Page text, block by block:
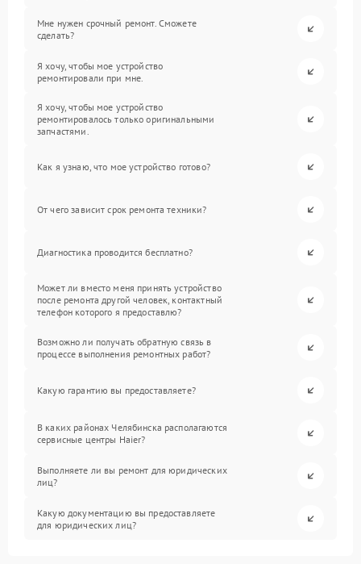
Мне нужен срочный ремонт. Сможете
сделать?
Я хочу, чтобы мое устройство
ремонтировали при мне.
Я хочу, чтобы мое устройство
ремонтировалось только оригинальными
запчастями.
Как я узнаю, что мое устройство готово?
От чего зависит срок ремонта техники?
Диагностика проводится бесплатно?
Может ли вместо меня принять устройство
после ремонта другой человек, контактный
телефон которого я предоставлю?
Возможно ли получать обратную связь в
процессе выполнения ремонтных работ?
Какую гарантию вы предоставляете?
В каких районах Челябинска располагаются
сервисные центры Haier?
Выполняете ли вы ремонт для юридических
лиц?
Какую документацию вы предоставляете
для юридических лиц?